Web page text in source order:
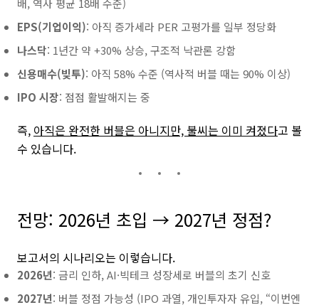
배, 역사 평균 18배 수준)
EPS(기업이익): 아직 증가세라 PER 고평가를 일부 정당화
나스닥: 1년간 약 +30% 상승, 구조적 낙관론 강함
신용매수(빚투): 아직 58% 수준 (역사적 버블 때는 90% 이상)
IPO 시장: 점점 활발해지는 중
즉, 아직은 완전한 버블은 아니지만, 불씨는 이미 켜졌다고 볼
수 있습니다.
전망: 2026년 초입 → 2027년 정점?
보고서의 시나리오는 이렇습니다.
2026년: 금리 인하, AI·빅테크 성장세로 버블의 초기 신호
2027년: 버블 정점 가능성 (IPO 과열, 개인투자자 유입, “이번엔